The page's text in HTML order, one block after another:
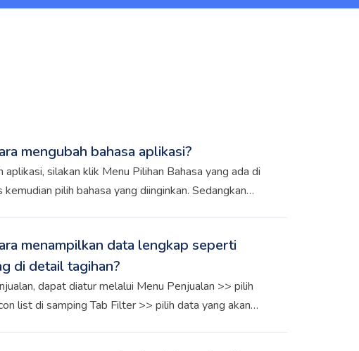
mengubah bahasa aplikasi?
aplikasi, silakan klik Menu Pilihan Bahasa yang ada di
pilih bahasa yang diinginkan. Sedangkan
menampilkan data lengkap seperti
di detail tagihan?
dapat diatur melalui Menu Penjualan >> pilih
list di samping Tab Filter >> pilih data yang akan